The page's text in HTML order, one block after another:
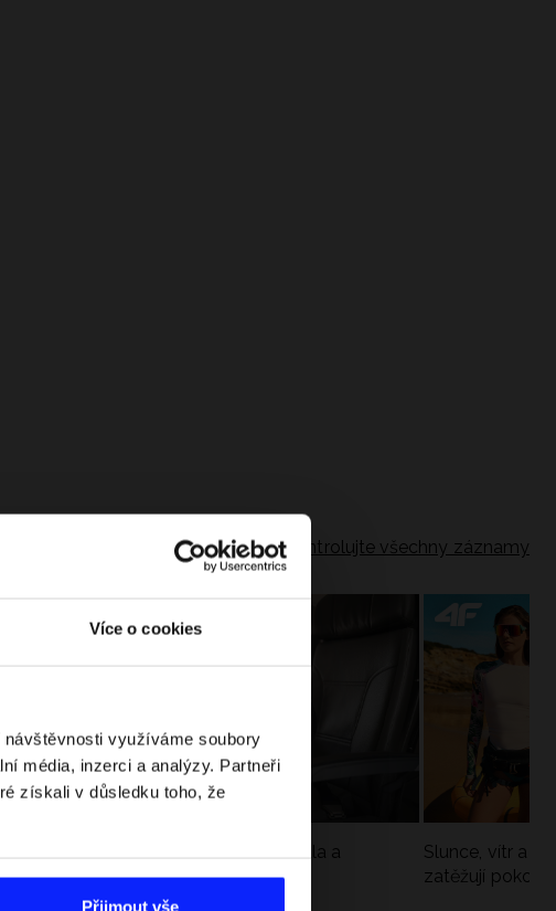
Více o cookies
využíváme soubory
média, inzerci a analýzy. Partneři
získali v důsledku toho, že
Přijmout vše
Zkontrolujte všechny záznamy
F1
Jak si sbalit batoh do letadla a
nepřekročit limity?
Slunce, vítr a
zatěžují